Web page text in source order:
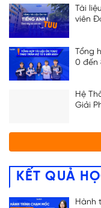
Tài
viên
Tổng
0 đến
Hệ
Giải
KẾT QUẢ
Hành